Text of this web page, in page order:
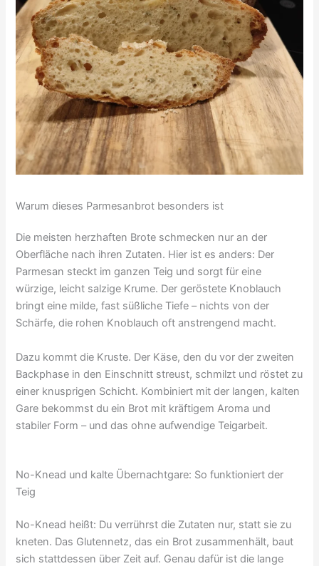
Warum dieses Parmesanbrot besonders ist
Die meisten herzhaften Brote schmecken nur an der
Oberfläche nach ihren Zutaten. Hier ist es anders: Der
Parmesan steckt im ganzen Teig und sorgt für eine
würzige, leicht salzige Krume. Der geröstete Knoblauch
bringt eine milde, fast süßliche Tiefe – nichts von der
Schärfe, die rohen Knoblauch oft anstrengend macht.
Dazu kommt die Kruste. Der Käse, den du vor der zweiten
Backphase in den Einschnitt streust, schmilzt und röstet zu
einer knusprigen Schicht. Kombiniert mit der langen, kalten
Gare bekommst du ein Brot mit kräftigem Aroma und
stabiler Form – und das ohne aufwendige Teigarbeit.
No-Knead und kalte Übernachtgare: So funktioniert der
Teig
No-Knead heißt: Du verrührst die Zutaten nur, statt sie zu
kneten. Das Glutennetz, das ein Brot zusammenhält, baut
sich stattdessen über Zeit auf. Genau dafür ist die lange